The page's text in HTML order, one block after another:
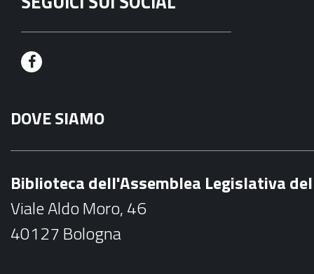
F
c
e
o
k
DOVE SIAMO
Biblioteca dell'Assemblea Legislativa
Viale Aldo Moro, 46
40127 Bologna